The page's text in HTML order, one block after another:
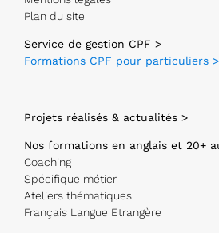
Plan du site
Service de gestion CPF >
Formations CPF pour particuliers >
Projets réalisés & actualités >
Nos formations en anglais et 20+
Coaching
Spécifique métier
Ateliers thématiques
Français Langue Etrangère